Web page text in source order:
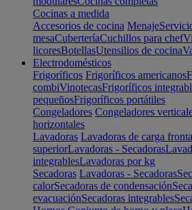
Cocinas a medida
Accesorios de cocina Menaje
mesaCuberteríaCuchillos para chef
licoresBotellasUtensilios de cocina
Electrodomésticos
Frigoríficos Frigoríficos americanos
combiVinotecasFrigoríficos
pequeñosFrigoríficos portátiles
Congeladores Congeladores
horizontales
Lavadoras Lavadoras de carga
superiorLavadoras - Secadoras
integrablesLavadoras por kg
Secadoras Lavadoras - Secadoras
calorSecadoras de condensación
evacuaciónSecadoras integrables